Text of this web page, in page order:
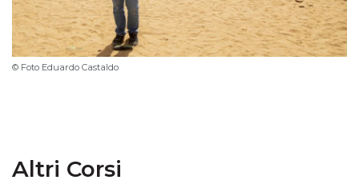
© Foto Eduardo Castaldo
Altri Corsi